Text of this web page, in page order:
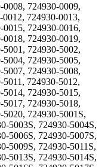
0008, 724930-0009,
724930-0013,
0015, 724930-0016,
0018, 724930-0019,
5001, 724930-5002,
5004, 724930-5005,
5007, 724930-5008,
724930-5012,
5014, 724930-5015,
5017, 724930-5018,
724930-5001S,
5003S, 724930-5004S,
5006S, 724930-5007S,
5009S, 724930-5011S,
5013S, 724930-5014S,